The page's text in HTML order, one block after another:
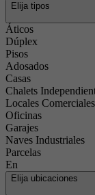
Elija tipos
Áticos
Dúplex
Pisos
Adosados
Casas
Chalets
Locales Comerciales
Oficinas
Garajes
Naves Industriales
Parcelas
En
Elija ubicaciones